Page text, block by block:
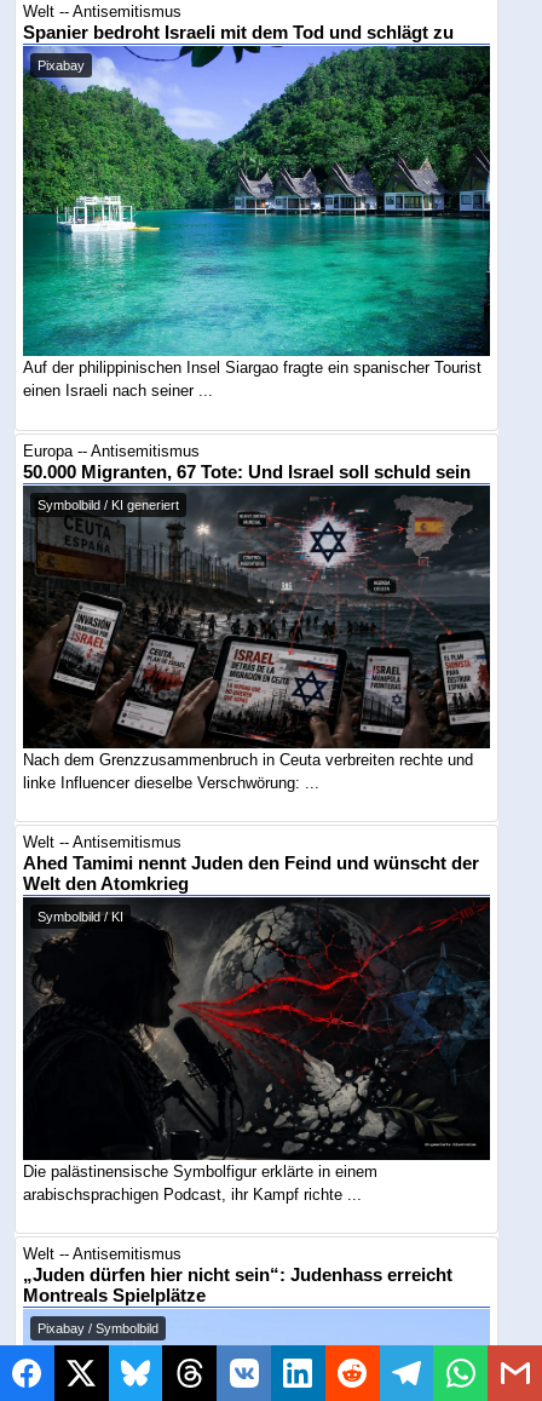
Welt -- Antisemitismus
Spanier bedroht Israeli mit dem Tod und schlägt zu
Pixabay
Auf der philippinischen Insel Siargao fragte ein spanischer Tourist
einen Israeli nach seiner ...
Europa -- Antisemitismus
50.000 Migranten, 67 Tote: Und Israel soll schuld sein
Symbolbild / KI generiert
Nach dem Grenzzusammenbruch in Ceuta verbreiten rechte und
linke Influencer dieselbe Verschwörung: ...
Welt -- Antisemitismus
Ahed Tamimi nennt Juden den Feind und wünscht der
Welt den Atomkrieg
Symbolbild / KI
Die palästinensische Symbolfigur erklärte in einem
arabischsprachigen Podcast, ihr Kampf richte ...
Welt -- Antisemitismus
„Juden dürfen hier nicht sein“: Judenhass erreicht
Montreals Spielplätze
Pixabay / Symbolbild